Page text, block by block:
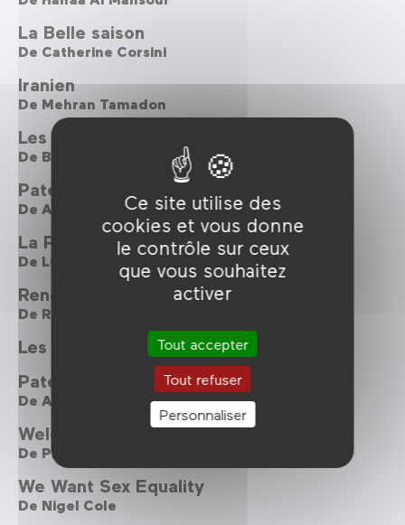
Ce site utilise des
cookies et vous donne
le contrôle sur ceux
que vous souhaitez
activer
Tout accepter
Tout refuser
Personnaliser
La Belle saison
De Catherine Corsini
Iranien
De Mehran Tamadon
Les chats persans
De Bahman Ghobadi
Pater
De Alain Cavalier
La Promesse
De Luc Dardenne ,Jean-Pierre Dardenne
Rengaine
De Rachid Djaïdani
Les femmes du bus 678
Pater
De Alain Cavalier
Welcome
De Philippe Lioret
We Want Sex Equality
De Nigel Cole